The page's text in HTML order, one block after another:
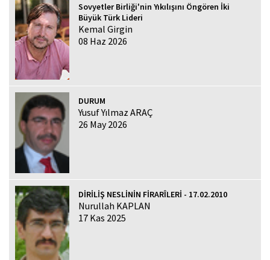
Sovyetler Birliği'nin Yıkılışını Öngören İki
Büyük Türk Lideri
Kemal Girgin
08 Haz 2026
DURUM
Yusuf Yılmaz ARAÇ
26 May 2026
DİRİLİŞ NESLİNİN FİRARÎLERİ - 17.02.2010
Nurullah KAPLAN
17 Kas 2025